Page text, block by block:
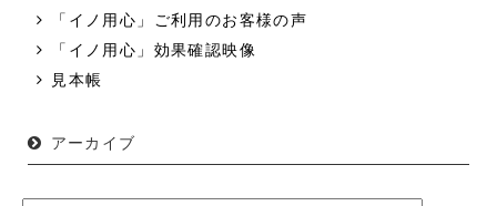
「イノ用心」ご利用のお客様の声
「イノ用心」効果確認映像
見本帳
アーカイブ